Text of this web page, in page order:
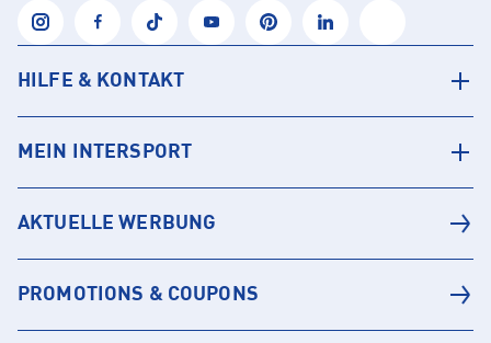
HILFE & KONTAKT
MEIN INTERSPORT
AKTUELLE WERBUNG
PROMOTIONS & COUPONS